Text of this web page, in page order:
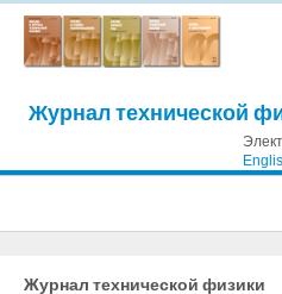
Журнал технической
Журнал технической
Журнал технической физики